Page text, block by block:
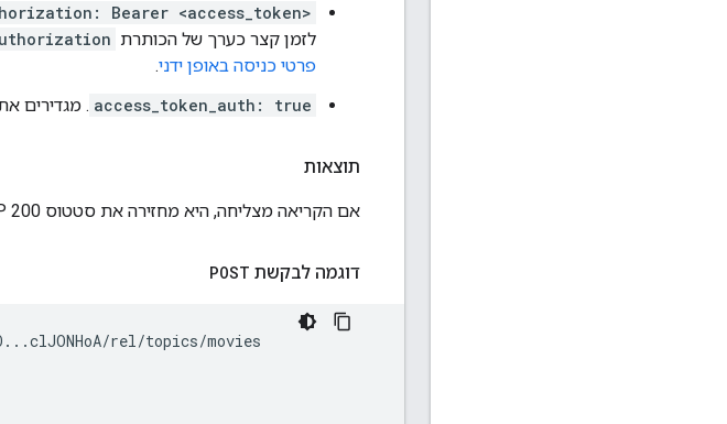
Bearer <access_token>
לזמן קצר כערך של הכותרת
פרטי כניסה באופן ידני.
access_token_auth: true . מגדירים
תוצאות
אם הקריאה מצליחה, היא מחזירה את סטטוס HTTP 200.
דוגמה לבקשת POST
rel/topics/movies